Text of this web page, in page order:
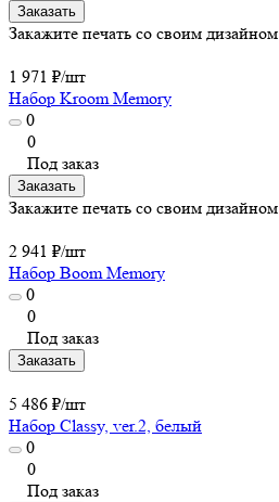
Заказать
Закажите печать со своим дизайном
1 971 ₽/шт
Набор Kroom Memory
0
0
Под заказ
Заказать
Закажите печать со своим дизайном
2 941 ₽/шт
Набор Boom Memory
0
0
Под заказ
Заказать
5 486 ₽/шт
Набор Classy, ver.2, белый
0
0
Под заказ